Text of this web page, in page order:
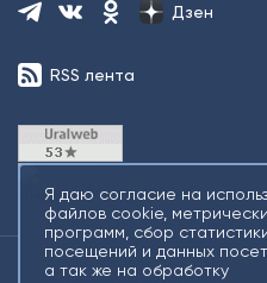
Дзен
RSS лента
Я даю согласие на
файлов cookie,
программ, сбор
посещений и данных
а так же на обработку